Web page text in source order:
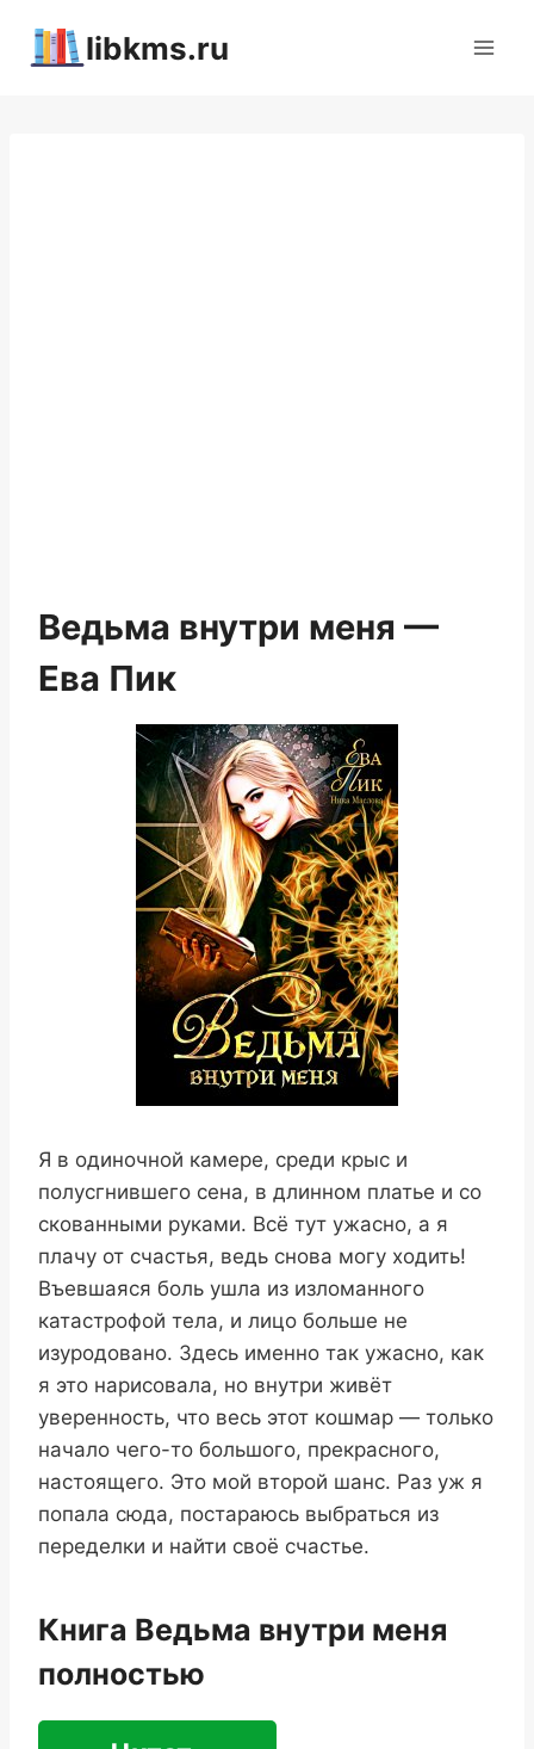
libkms.ru
Ведьма внутри меня —
Ева Пик
Я в одиночной камере, среди крыс и
полусгнившего сена, в длинном платье и со
скованными руками. Всё тут ужасно, а я
плачу от счастья, ведь снова могу ходить!
Въевшаяся боль ушла из изломанного
катастрофой тела, и лицо больше не
изуродовано. Здесь именно так ужасно, как
я это нарисовала, но внутри живёт
уверенность, что весь этот кошмар — только
начало чего-то большого, прекрасного,
настоящего. Это мой второй шанс. Раз уж я
попала сюда, постараюсь выбраться из
переделки и найти своё счастье.
Книга Ведьма внутри меня
полностью